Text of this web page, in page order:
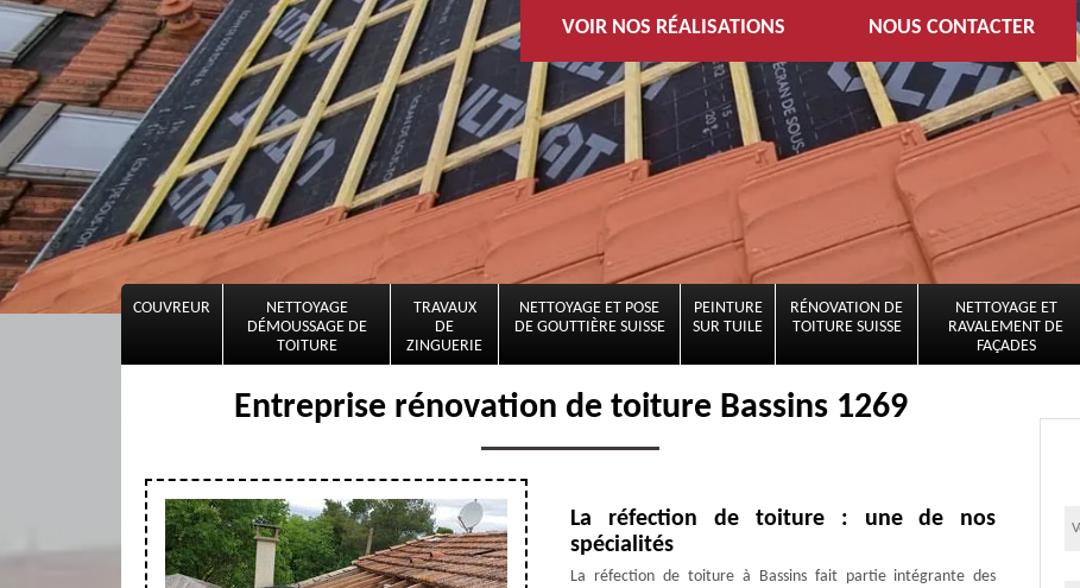
VOIR NOS RÉALISATIONS NOUS CONTACTER
COUVREUR
NETTOYAGE
DÉMOUSSAGE DE
TOITURE
TRAVAUX
DE
ZINGUERIE
NETTOYAGE ET POSE
DE GOUTTIÈRE SUISSE
PEINTURE
SUR TUILE
RÉNOVATION DE
TOITURE SUISSE
NETTOYAGE ET
RAVALEMENT DE
FAÇADES
Entreprise rénovation de toiture Bassins 1269
La réfection de toiture : une de nos
spécialités
La réfection de toiture à Bassins fait partie intégrante des